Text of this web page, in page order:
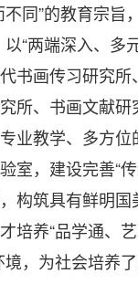
同”的教育宗旨
“两端深入、多
书画传习研究
所、书画文献
业教学、多方
室，建设完善“
构筑具有鲜明
培养“品学通、艺
境，为社会培养